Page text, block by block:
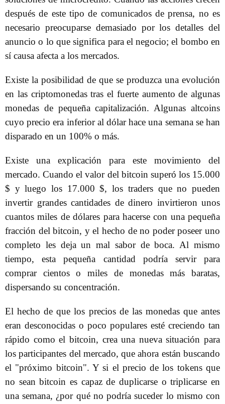
después de este tipo de comunicados de prensa, no es
necesario preocuparse demasiado por los detalles del
anuncio o lo que significa para el negocio; el bombo en
sí causa afecta a los mercados.
Existe la posibilidad de que se produzca una evolución
en las criptomonedas tras el fuerte aumento de algunas
monedas de pequeña capitalización. Algunas altcoins
cuyo precio era inferior al dólar hace una semana se han
disparado en un 100% o más.
Existe una explicación para este movimiento del
mercado. Cuando el valor del bitcoin superó los 15.000
$ y luego los 17.000 $, los traders que no pueden
invertir grandes cantidades de dinero invirtieron unos
cuantos miles de dólares para hacerse con una pequeña
fracción del bitcoin, y el hecho de no poder poseer uno
completo les deja un mal sabor de boca. Al mismo
tiempo, esta pequeña cantidad podría servir para
comprar cientos o miles de monedas más baratas,
dispersando su concentración.
El hecho de que los precios de las monedas que antes
eran desconocidas o poco populares esté creciendo tan
rápido como el bitcoin, crea una nueva situación para
los participantes del mercado, que ahora están buscando
el "próximo bitcoin". Y si el precio de los tokens que
no sean bitcoin es capaz de duplicarse o triplicarse en
una semana, ¿por qué no podría suceder lo mismo con